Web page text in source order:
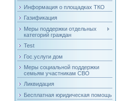
Информация о площадках ТКО
Газификация
Меры поддержки отдельных
категорий граждан
Test
Гос.услуги дом
Меры социальной поддержки
семьям участникам СВО
Ликвидация
Бесплатная юридическая помощь